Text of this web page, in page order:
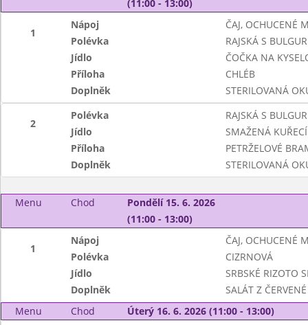
(11:00 - 13:00)
1
Nápoj
ČAJ, OCHUCENÉ
Polévka
RAJSKÁ S
Jídlo
ČOČKA NA
Příloha
CHLÉB
Doplněk
STERILOVANÁ
2
Polévka
RAJSKÁ S
Jídlo
SMAŽENÁ
Příloha
PETRŽELOVÉ
Doplněk
STERILOVANÁ
Menu Chod
Pondělí 15. 6. 2026
(11:00 - 13:00)
1
Nápoj
ČAJ, OCHUCENÉ
Polévka
CIZRNOVÁ
Jídlo
SRBSKÉ RIZOTO
Doplněk
SALÁT Z
Menu
Chod Úterý 16. 6. 2026 (11:00 - 13:00)